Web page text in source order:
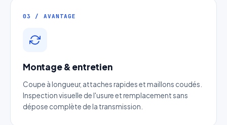
03 / AVANTAGE
Montage & entretien
Coupe à longueur, attaches rapides et maillons coudés.
Inspection visuelle de l'usure et remplacement sans
dépose complète de la transmission.
Catégorie
Référence produit
Quantité estimée